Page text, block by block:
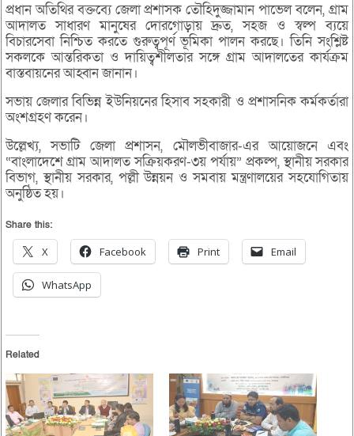
প্রধান অতিথির বক্তব্যে জেলা প্রশাসক তৌহিদুজ্জামান পাভেল বলেন, গ্রাম
আদালত সাধারণ মানুষের দোরগোড়ায় দ্রুত, সহজ ও স্বল্প ব্যয়ে
বিচারসেবা নিশ্চিত করতে গুরুত্বপূর্ণ ভূমিকা পালন করছে। তিনি সংশ্লিষ্ট
সকলকে আন্তরিকতা ও দায়িত্বশীলতার সঙ্গে গ্রাম আদালতের কার্যক্রম
বাস্তবায়নের আহ্বান জানান।
সভায় জেলার বিভিন্ন ইউনিয়নের হিসাব সহকারী ও প্রশাসনিক কর্মকর্তারা
অংশগ্রহণ করেন।
উল্লেখ্য, সভাটি জেলা প্রশাসন, মৌলভীবাজার-এর আয়োজনে এবং
“বাংলাদেশে গ্রাম আদালত সক্রিয়করণ-৩য় পর্যায়” প্রকল্প, স্থানীয় সরকার
বিভাগ, স্থানীয় সরকার, পল্লী উন্নয়ন ও সমবায় মন্ত্রণালয়ের সহযোগিতায়
অনুষ্ঠিত হয়।
Share this:
X Facebook Print Email
WhatsApp
Related